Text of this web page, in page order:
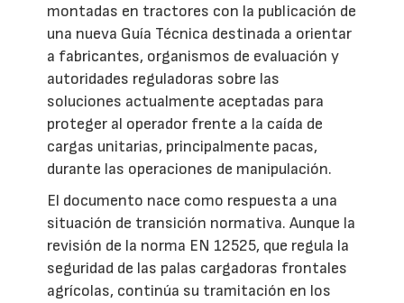
montadas en tractores con la publicación de
una nueva Guía Técnica destinada a orientar
a fabricantes, organismos de evaluación y
autoridades reguladoras sobre las
soluciones actualmente aceptadas para
proteger al operador frente a la caída de
cargas unitarias, principalmente pacas,
durante las operaciones de manipulación.
El documento nace como respuesta a una
situación de transición normativa. Aunque la
revisión de la norma EN 12525, que regula la
seguridad de las palas cargadoras frontales
agrícolas, continúa su tramitación en los